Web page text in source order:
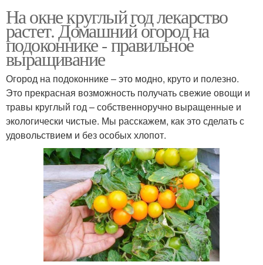
На окне круглый год лекарство
растет. Домашний огород на
подоконнике - правильное
выращивание
Огород на подоконнике – это модно, круто и полезно.
Это прекрасная возможность получать свежие овощи и
травы круглый год – собственноручно выращенные и
экологически чистые. Мы расскажем, как это сделать с
удовольствием и без особых хлопот.